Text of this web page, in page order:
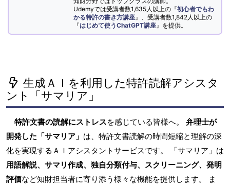
Udemyでは受講者数1,635人以上の『初心者でもわ
かる特許の書き方講座 』、受講者数1,842人以上の
『はじめて使うChatGPT講座 』を提供。
生成ＡＩを利用した特許読解アシスタ
ント「サマリア」
特許文書の読解にストレスを感じている皆様へ。 弁理士が
開発した「サマリア」 は、特許文書読解の時間短縮と理解の深
化を実現するＡＩアシスタントサービスです。 「サマリア」は
用語解説、サマリ作成、独自分類付与、スクリーニング、発明
評価など知財担当者に寄り添う様々な機能を提供します。 ま